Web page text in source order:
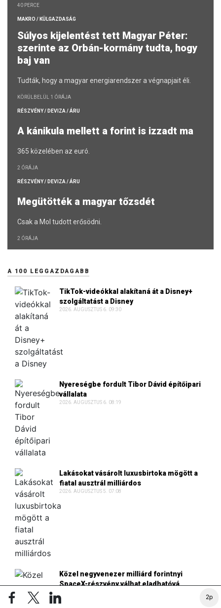
2p
40 PERCE
MAKRO / KÜLGAZDASÁG
Súlyos kijelentést tett Magyar Péter:
szerinte az Orbán-kormány tudta, hogy
baj van
Tudták, hogy a magyar energiarendszer a végnapjait éli.
KÖRÜLBELÜL 1 ÓRÁJA
RÉSZVÉNY / DEVIZA / ÁRU
A kánikula mellett a forint is izzadt ma
365 közelében az euró.
2 ÓRÁJA
RÉSZVÉNY / DEVIZA / ÁRU
Megütötték a magyar tőzsdét
Csak a Mol tudott erősödni.
2 ÓRÁJA
A 100 LEGGAZDAGABB
TikTok-videókkal alakítaná át a Disney+
szolgáltatást a Disney
2026. AUGUSZTUS 6. 09:30
Nyereségbe fordult Tibor Dávid építőipari
vállalata
2026. AUGUSZTUS 6. 08:19
Lakásokat vásárolt luxusbirtoka mögött a
fiatal ausztrál milliárdos
2026. AUGUSZTUS 5. 07:08
Közel negyvenezer milliárd forintnyi
SpaceX-részvény válhat eladhatóvá